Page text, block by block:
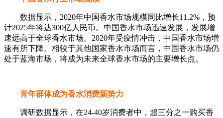
数据显示，2020年中国香水市场规模同比增长11.2%，预
计2025年将达300亿人民币。中国香水市场迅速发展，发展增
速远高于全球香水市场。2020年受疫情冲击，中国香水市场增
速有所下降。相较于其他国家香水市场而言，中国香水市场仍
处于蓝海市场，将成为未来全球香水市场的主要增长点。
青年群体成为香水消费新势力
调研数据显示，在24-40岁消费者中，超三分之一购买香